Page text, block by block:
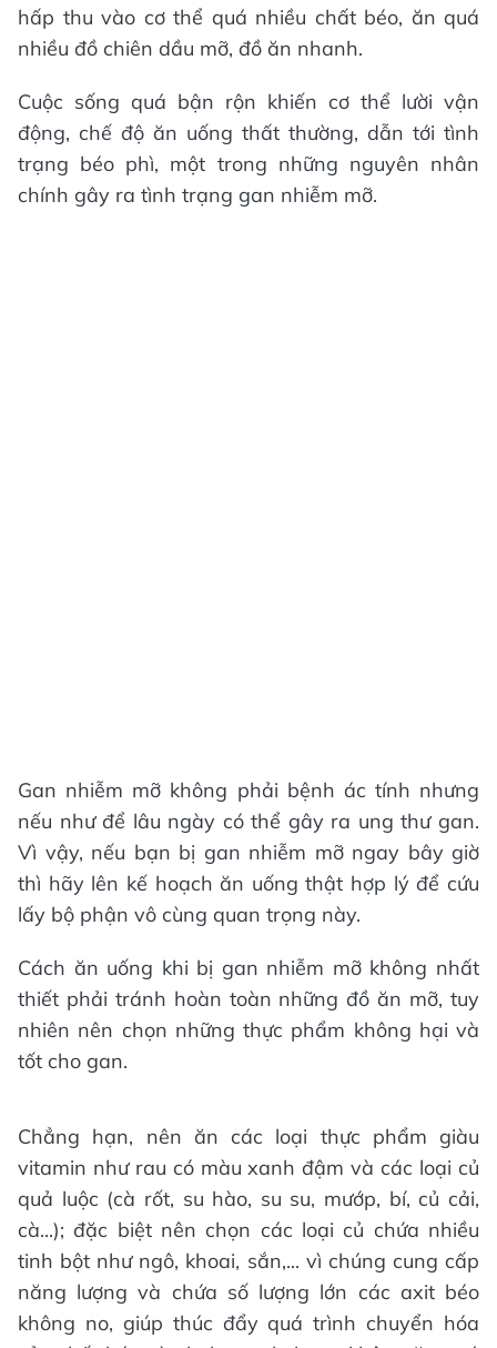
hấp thu vào cơ thể quá nhiều chất béo, ăn quá
nhiều đồ chiên dầu mỡ, đồ ăn nhanh.
Cuộc sống quá bận rộn khiến cơ thể lười vận
động, chế độ ăn uống thất thường, dẫn tới tình
trạng béo phì, một trong những nguyên nhân
chính gây ra tình trạng gan nhiễm mỡ.
Gan nhiễm mỡ không phải bệnh ác tính nhưng
nếu như để lâu ngày có thể gây ra ung thư gan.
Vì vậy, nếu bạn bị gan nhiễm mỡ ngay bây giờ
thì hãy lên kế hoạch ăn uống thật hợp lý để cứu
lấy bộ phận vô cùng quan trọng này.
Cách ăn uống khi bị gan nhiễm mỡ không nhất
thiết phải tránh hoàn toàn những đồ ăn mỡ, tuy
nhiên nên chọn những thực phẩm không hại và
tốt cho gan.
Chẳng hạn, nên ăn các loại thực phẩm giàu
vitamin như rau có màu xanh đậm và các loại củ
quả luộc (cà rốt, su hào, su su, mướp, bí, củ cải,
cà...); đặc biệt nên chọn các loại củ chứa nhiều
tinh bột như ngô, khoai, sắn,... vì chúng cung cấp
năng lượng và chứa số lượng lớn các axit béo
không no, giúp thúc đẩy quá trình chuyển hóa